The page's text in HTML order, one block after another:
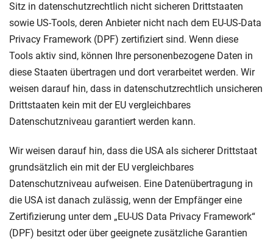
Sitz in datenschutzrechtlich nicht sicheren Drittstaaten
sowie US-Tools, deren Anbieter nicht nach dem EU-US-Data
Privacy Framework (DPF) zertifiziert sind. Wenn diese
Tools aktiv sind, können Ihre personenbezogene Daten in
diese Staaten übertragen und dort verarbeitet werden. Wir
weisen darauf hin, dass in datenschutzrechtlich unsicheren
Drittstaaten kein mit der EU vergleichbares
Datenschutzniveau garantiert werden kann.
Wir weisen darauf hin, dass die USA als sicherer Drittstaat
grundsätzlich ein mit der EU vergleichbares
Datenschutzniveau aufweisen. Eine Datenübertragung in
die USA ist danach zulässig, wenn der Empfänger eine
Zertifizierung unter dem „EU-US Data Privacy Framework“
(DPF) besitzt oder über geeignete zusätzliche Garantien